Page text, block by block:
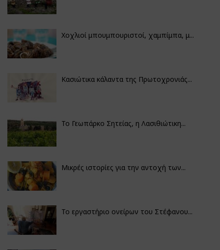
Χοχλιοί μπουμπουριστοί, χαμπίμπα, μ...
Κασιώτικα κάλαντα της Πρωτοχρονιάς...
Το Γεωπάρκο Σητείας, η Λασιθιώτικη...
Μικρές ιστορίες για την αντοχή των...
Το εργαστήριο ονείρων του Στέφανου...